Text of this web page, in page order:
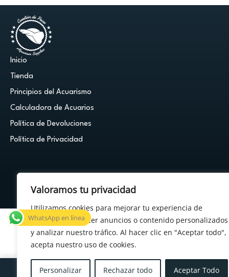
Valoramos tu privacidad
Utilizamos cookies para mejorar tu experiencia de
navegación, ofrecer anuncios o contenido personalizados
y analizar nuestro tráfico. Al hacer clic en "Aceptar todo",
acepta nuestro uso de cookies.
Personalizar Rechazar todo Aceptar Todo
Inicio
Tienda
Principios del Acuarismo
Calculadora de Acuarios
Política de Devoluciones
Política de Privacidad
¿Tenés alguna duda?
WhatsApp en línea